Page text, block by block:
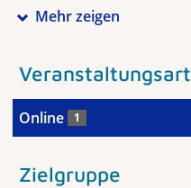
Mehr zeigen
Veranstaltungsart
Online 1
Zielgruppe